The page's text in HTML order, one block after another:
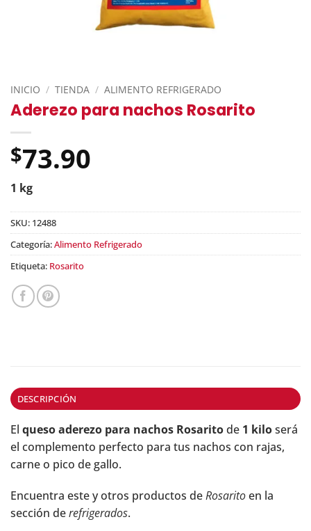
INICIO / TIENDA / ALIMENTO REFRIGERADO
Aderezo para nachos Rosarito
$73.90
1 kg
SKU: 12488
Categoría:Alimento Refrigerado
Etiqueta: Rosarito
DESCRIPCIÓN
El queso aderezo para nachos Rosaritode 1 kiloserá
el complemento perfecto para tus nachos con rajas,
carne o pico de gallo.
Encuentra este y otros productos deRosaritoen la
sección derefrigerados.